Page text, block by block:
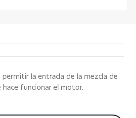
permitir la entrada de la mezcla de
hace funcionar el motor.